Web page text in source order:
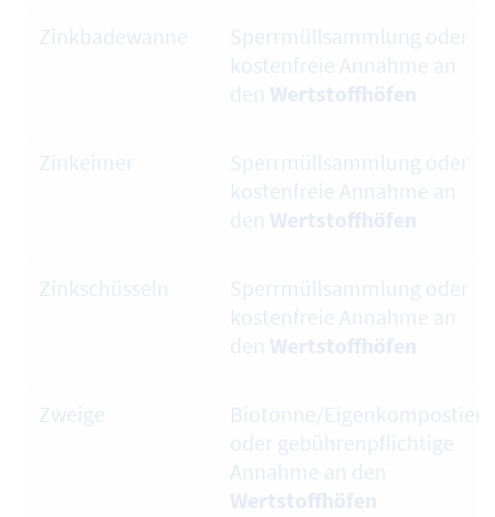
Zinkbadewanne
Sperrmüllsammlung oder
kostenfreie Annahme an
den Wertstoffhöfen
Zinkeimer
Sperrmüllsammlung oder
kostenfreie Annahme an
den Wertstoffhöfen
Zinkschüsseln
Sperrmüllsammlung oder
kostenfreie Annahme an
den Wertstoffhöfen
Zweige
Biotonne/
oder gebührenpflichtige
Annahme an den
Wertstoffhöfen